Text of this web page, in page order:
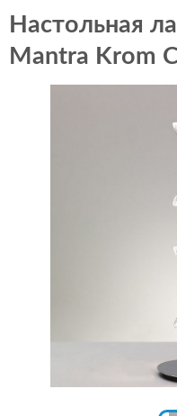
Настольная
Mantra Krom